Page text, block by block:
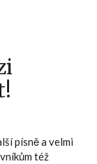
písně a velmi
též